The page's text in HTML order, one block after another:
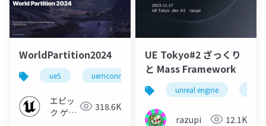
WorldPartition2024
ue5 uemconnect
エピッ
ク ゲー
318.6K
UE Tokyo#2 ざっくり
と Mass Framework
unreal engine
razupi 12.1K